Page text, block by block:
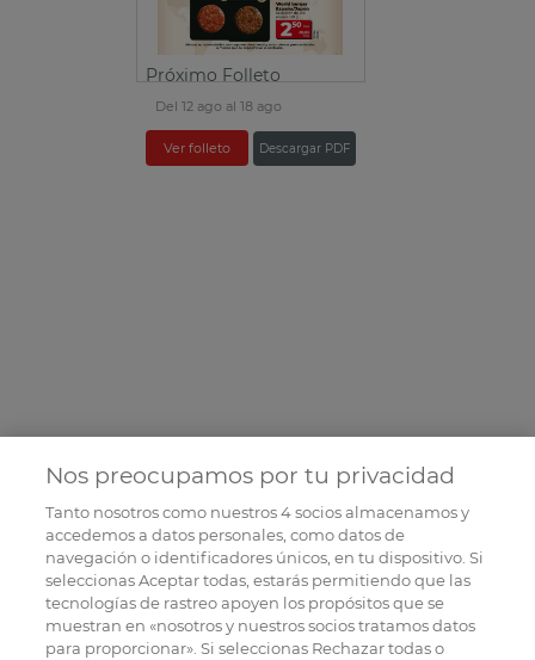
Próximo Folleto
Del 12 ago al 18 ago
Ver folleto Descargar PDF
Nos preocupamos por tu privacidad
Tanto nosotros como nuestros4socios almacenamos y
accedemos a datos personales, como datos de
navegación o identificadores únicos, en tu dispositivo. Si
seleccionas Aceptar todas, estarás permitiendo que las
tecnologías de rastreo apoyen los propósitos que se
muestran en «nosotros y nuestros socios tratamos datos
para proporcionar». Si seleccionas Rechazar todas o